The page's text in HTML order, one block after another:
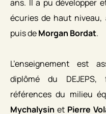
ans. Il a pu développer
écuries de haut niveau,
puis deMorgan Bordat.
L’enseignement est
diplômé du
références du milieu
Mychalysin et Pierre